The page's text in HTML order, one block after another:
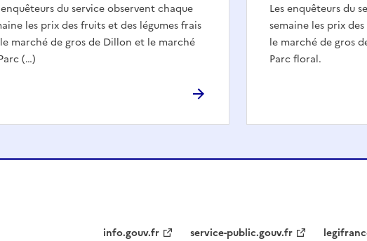
enquêteurs du service observent chaque
les prix des fruits et des légumes frais
marché de gros de Dillon et le marché
(…)
Les enquêteurs du
semaine les prix
le marché de gros
Parc floral.
info.gouv.fr service-public.gouv.fr